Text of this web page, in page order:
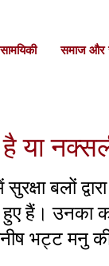
समाज और
या
बलों
हैं। उनका
भट्ट मनु